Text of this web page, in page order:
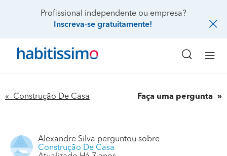
Profissional independente ou empresa?
Inscreva-se gratuitamente!
« Construção De Casa Faça uma pergunta
Alexandre Silva perguntou sobre
Construção De Casa